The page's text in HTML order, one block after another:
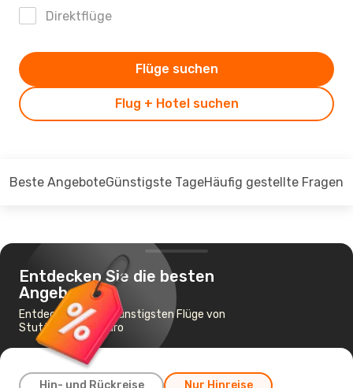
Direktflüge
Flug + Hotel suchen
Flüge suchen
Beste AngeboteGünstigste TageHäufig gestellte Fragen
Entdecken Sie die besten
Angebote
Entdecken Sie die günstigsten Flüge von
Stuttgart nach Faro
Hin- und Rückreise Nur Hinreise